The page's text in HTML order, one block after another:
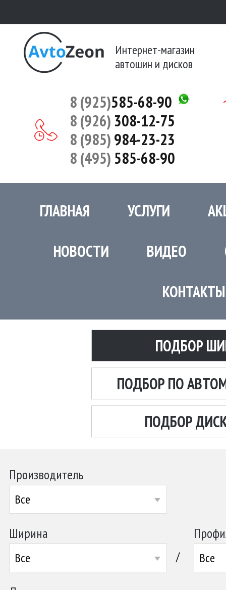
Интернет-магазин
автошин и дисков
8 (925)585-68-90
8 (926) 308-12-75
8 (985)984-23-23
8 (495)585-68-90
ГЛАВНАЯ УСЛУГИ
НОВОСТИ ВИДЕО
КОНТАКТЫ
ПОДБОР
ПОДБОР ПО
ПОДБОР
Производитель
Все
Ширина
Все / Все